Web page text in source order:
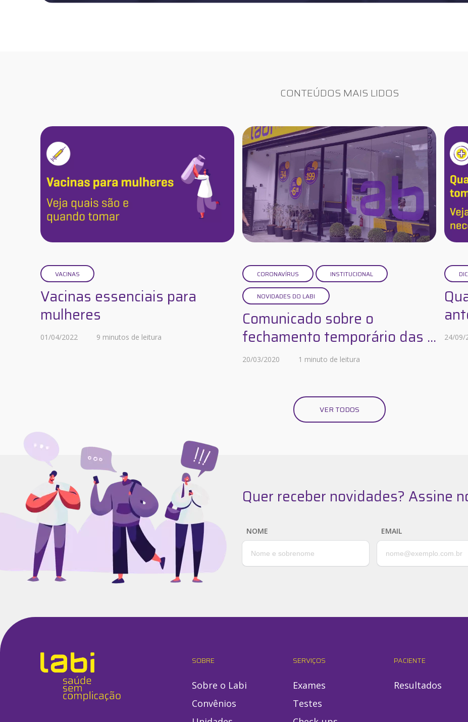
CONTEÚDOS MAIS LIDOS
VACINAS
Vacinas essenciais para
mulheres
01/04/2022 9 minutos de leitura
CORONAVÍRUS INSTITUCIONAL
NOVIDADES DO LABI
Comunicado sobre o
fechamento temporário das ...
20/03/2020 1 minuto de leitura
24/09/
VER TODOS
Quer receber novidades? Assine
NOME EMAIL
SOBRE
Sobre o Labi
Convênios
SERVIÇOS
Exames
Testes
PACIENTE
Resultados